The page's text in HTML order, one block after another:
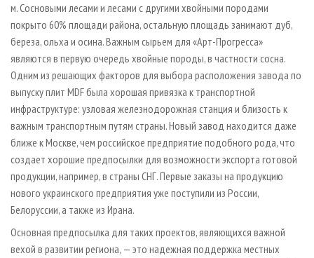
м. Сосновыми лесами и лесами с другими хвойными породами
покрыто 60% площади района, остальную площадь занимают дуб,
береза, ольха и осина. Важным сырьем для «Арт-Прогресса»
являются в первую очередь хвойные породы, в частности сосна.
Одним из решающих факторов для выбора расположения завода по
выпуску плит MDF была хорошая привязка к транспортной
инфраструктуре: узловая железнодорожная станция и близость к
важным транспортным путям страны. Новый завод находится даже
ближе к Москве, чем российское предприятие подобного рода, что
создает хорошие предпосылки для возможности экспорта готовой
продукции, например, в страны СНГ. Первые заказы на продукцию
нового украинского предприятия уже поступили из России,
Белоруссии, а также из Ирана.
Основная предпосылка для таких проектов, являющихся важной
вехой в развитии региона, — это надежная поддержка местных